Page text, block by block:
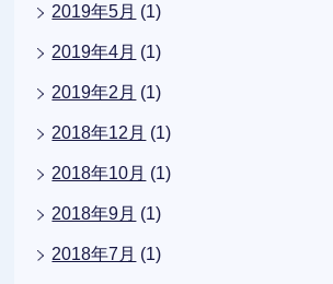
2019年5月 (1)
2019年4月 (1)
2019年2月 (1)
2018年12月 (1)
2018年10月 (1)
2018年9月 (1)
2018年7月 (1)